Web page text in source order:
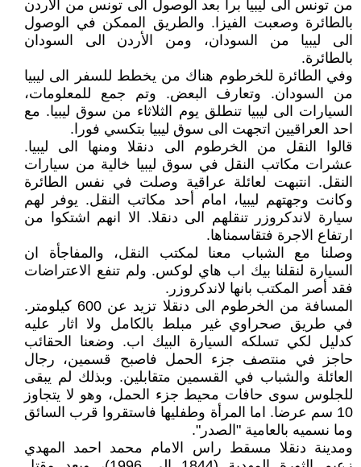
من تونس الى ليبيا برا بعد الوصول الى تونس من الأردن
بالطائرة وصعبت الفيزا. والطريق الممكن في الوصول
الى ليبيا من السودان، ومن الأردن الى السودان
بالطائرة.
وفي الطائرة للخرطوم هناك من يخطط للسفر الى ليبيا
من السودان. وتعارف البعض. وتم جمع للمعلومات،
السيارات الى ليبيا تنطلق يوم الثلاثاء من سوق ليبيا. مع
احد العراقيين اتجهت الى سوق ليبيا بتكسي فورا.
قالوا النقل من الخرطوم الى دنقلا ومنها الى ليبيا.
عشرات مكاتب النقل في سوق ليبيا خالية من سيارات
النقل. انتبهت لعائلة عراقية وصلت في نفس الطائرة
وكانت وجهتهم ليبيا، امام أحد مكاتب النقل. يوفر لهم
سيارة لاندكروزر تنقلهم الى دنقلا. الا انهم اشتكوا من
ارتفاع الاجرة فتقاسمناها.
وصلنا مع الشباب معنا لمكتب النقل، والمفاجأة ان
السيارة لنقلنا بيك اب هاي لوكس. ولم تنفع الاعتراضات
فقد أصر المكتب بانها لاندكروزر.
المسافة من الخرطوم الى دنقلا تزيد عن 600 كيلومتر.
في طريق صحراوي غير مبلط بالكامل ولا اثار عليه
كدليل لكي تسلكه السيارة البيك اب. وضعنا الحقائب
حاجز في منتصف جزء الحمل فاصبح قسمين، رجال
العائلة والشباب في القسمين متقابلين. وبذلك لم يبقى
للجلوس سوى حافات محيط جزء الحمل، وهو لا يتجاوز
10 سم عرضا. اما المرأة وطفليها فاستقروا قرب السائق
وما نسميه بالعامية "الصدر".
ومدينة دنقلا مسقط راس الامام محمد احمد المهدي